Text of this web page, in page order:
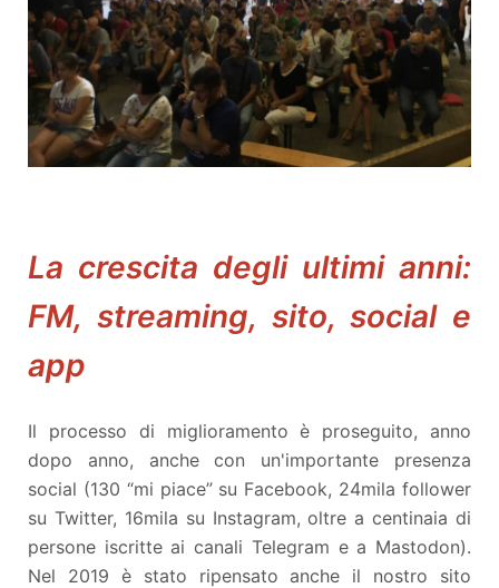
La crescita degli ultimi anni:
FM, streaming, sito, social e
app
Il processo di miglioramento è proseguito, anno
dopo anno, anche con un'importante presenza
social (130 “mi piace” su Facebook, 24mila follower
su Twitter, 16mila su Instagram, oltre a centinaia di
persone iscritte ai canali Telegram e a Mastodon).
Nel 2019 è stato ripensato anche il nostro sito